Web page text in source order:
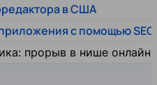
в США
с помощью SEO
прорыв в нише